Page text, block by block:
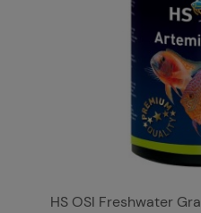
HS OSI Freshwater